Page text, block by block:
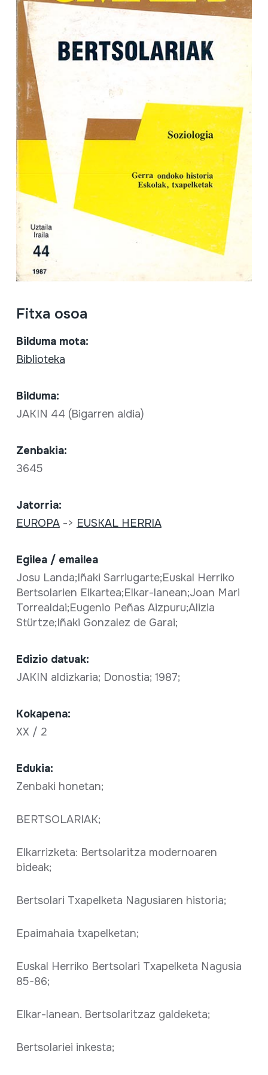
Fitxa osoa
Bilduma mota:
Biblioteka
Bilduma:
JAKIN 44 (Bigarren aldia)
Zenbakia:
3645
Jatorria:
EUROPA-> EUSKAL HERRIA
Egilea / emailea
Josu Landa;Iñaki Sarriugarte;Euskal Herriko
Bertsolarien Elkartea;Elkar-lanean;Joan Mari
Torrealdai;Eugenio Peñas Aizpuru;Alizia
Stürtze;Iñaki Gonzalez de Garai;
Edizio datuak:
JAKIN aldizkaria; Donostia; 1987;
Kokapena:
XX / 2
Edukia:
Zenbaki honetan;
BERTSOLARIAK;
Elkarrizketa: Bertsolaritza modernoaren
bideak;
Bertsolari Txapelketa Nagusiaren historia;
Epaimahaia txapelketan;
Euskal Herriko Bertsolari Txapelketa Nagusia
85-86;
Elkar-lanean. Bertsolaritzaz galdeketa;
Bertsolariei inkesta;